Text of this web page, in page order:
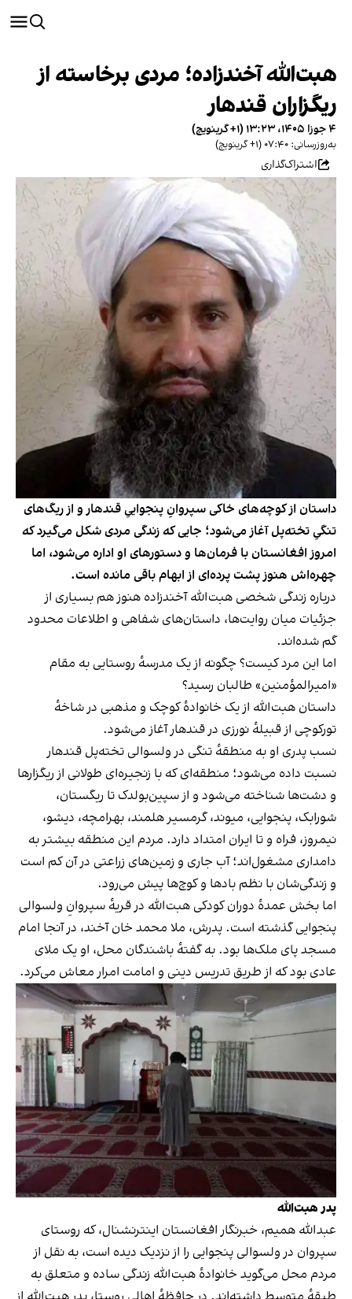
هبت‌الله آخندزاده؛ مردی برخاسته از
ریگزاران قندهار
۴ جوزا ۱۴۰۵، ۱۳:۲۳ (‎+۱ گرینویچ)
به‌روزرسانی: ۰۷:۴۰ (‎+۱ گرینویچ)
اشتراک‌گذاری
داستان از کوچه‌های خاکی سپروانِ پنجواییِ قندهار و از ریگ‌های
تنگیِ تخته‌پل آغاز می‌شود؛ جایی که زندگی مردی شکل می‌گیرد که
امروز افغانستان با فرمان‌ها و دستورهای او اداره می‌شود، اما
چهره‌اش هنوز پشت پرده‌ای از ابهام باقی مانده است.
درباره زندگی شخصی هبت‌الله آخندزاده هنوز هم بسیاری از
جزئیات میان روایت‌ها، داستان‌های شفاهی و اطلاعات محدود
گم شده‌اند.
اما این مرد کیست؟ چگونه از یک مدرسهٔ روستایی به مقام
«امیرالمؤمنین» طالبان رسید؟
داستان هبت‌الله از یک خانوادهٔ کوچک و مذهبی در شاخهٔ
تورکوچی از قبیلهٔ نورزی در قندهار آغاز می‌شود.
نسب پدری او به منطقهٔ تنگی در ولسوالی تخته‌پل قندهار
نسبت داده می‌شود؛ منطقه‌ای که با زنجیره‌ای طولانی از ریگزارها
و دشت‌ها شناخته می‌شود و از سپین‌بولدک تا ریگستان،
شورابک، پنجوایی، میوند، گرمسیر هلمند، بهرامچه، دیشو،
نیمروز، فراه و تا ایران امتداد دارد. مردم این منطقه بیشتر به
دامداری مشغول‌اند؛ آب جاری و زمین‌های زراعتی در آن کم است
و زندگی‌شان با نظم بادها و کوچ‌ها پیش می‌رود.
اما بخش عمدهٔ دوران کودکی هبت‌الله در قریهٔ سپروانِ ولسوالی
پنجوایی گذشته است. پدرش، ملا محمد خان آخند، در آنجا امام
مسجد پای ملک‌ها بود. به گفتهٔ باشندگان محل، او یک ملای
عادی بود که از طریق تدریس دینی و امامت امرار معاش می‌کرد.
پدر هبت‌الله
عبدالله همیم، خبرنگار افغانستان اینترنشنال، که روستای
سپروان در ولسوالی پنجوایی را از نزدیک دیده است، به نقل از
مردم محل می‌گوید خانوادهٔ هبت‌الله زندگی ساده و متعلق به